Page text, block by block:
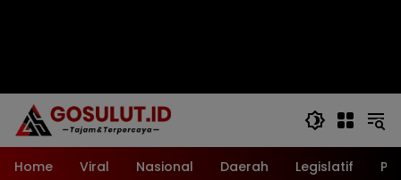
Home Viral Nasional Daerah Legislatif